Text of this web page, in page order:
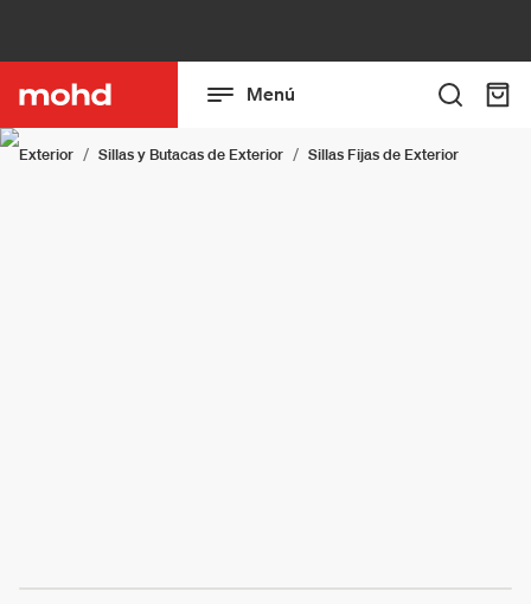
Menú
Exterior Sillas y Butacas de Exterior Sillas Fijas de Exterior